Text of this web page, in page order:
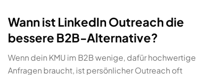
Wann ist LinkedIn Outreach die
bessere B2B-Alternative?
Wenn dein KMU im B2B wenige, dafür hochwertige
Anfragen braucht, ist persönlicher Outreach oft